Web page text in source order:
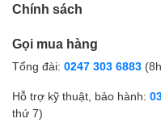
Chính sách
Gọi mua hàng
Tổng đài: 0247 303 6883
Hỗ trợ kỹ thuật, bảo hành:
thứ 7)